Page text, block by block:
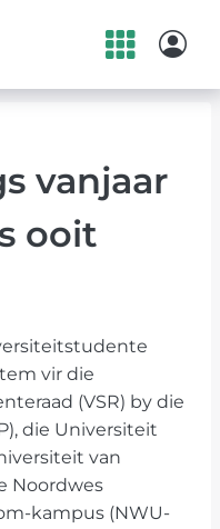
vanjaar
ooit
vir die
(VSR) by die
die Universiteit
van
Noordwes
kampus (NWU-